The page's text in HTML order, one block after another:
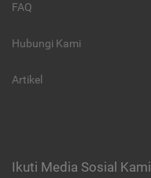
FAQ
Hubungi Kami
Artikel
Ikuti Media Sosial Kami